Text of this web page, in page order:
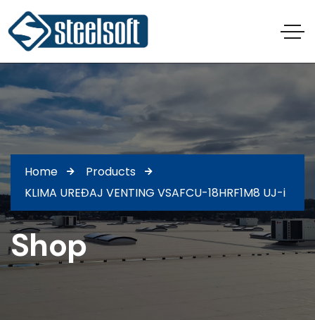
Home
Products
KLIMA UREĐAJ VENTING VSAFCU-18HRF1M8 UJ-i
Shop